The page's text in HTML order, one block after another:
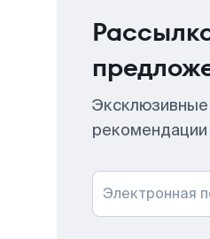
Эксклюзивные
рекомендации
Электронная